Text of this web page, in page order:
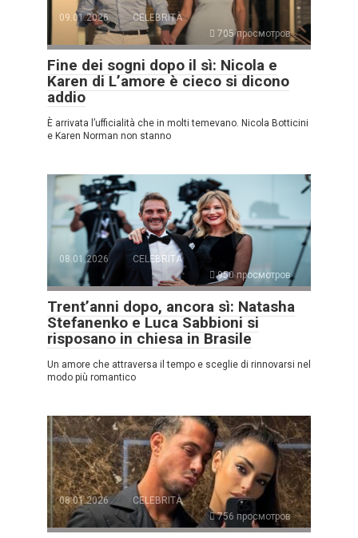
09.01.2026
CELEBRITÀ
705 просмотров
Fine dei sogni dopo il sì: Nicola e
Karen di L’amore è cieco si dicono
addio
È arrivata l’ufficialità che in molti temevano. Nicola Botticini
e Karen Norman non stanno
08.01.2026
CELEBRITÀ
950 просмотров
Trent’anni dopo, ancora sì: Natasha
Stefanenko e Luca Sabbioni si
risposano in chiesa in Brasile
Un amore che attraversa il tempo e sceglie di rinnovarsi nel
modo più romantico
08.01.2026
CELEBRITÀ
756 просмотров